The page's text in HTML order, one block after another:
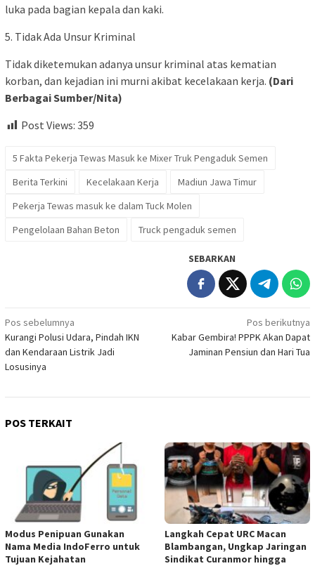
luka pada bagian kepala dan kaki.
5. Tidak Ada Unsur Kriminal
Tidak diketemukan adanya unsur kriminal atas kematian
korban, dan kejadian ini murni akibat kecelakaan kerja. (Dari
Berbagai Sumber/Nita)
Post Views: 359
5 Fakta Pekerja Tewas Masuk ke Mixer Truk Pengaduk Semen
Berita Terkini
Kecelakaan Kerja
Madiun Jawa Timur
Pekerja Tewas masuk ke dalam Tuck Molen
Pengelolaan Bahan Beton
Truck pengaduk semen
SEBARKAN
Navigasi
pos
Pos sebelumnya
Kurangi Polusi Udara, Pindah IKN
dan Kendaraan Listrik Jadi
Losusinya
Pos berikutnya
Kabar Gembira! PPPK Akan Dapat
Jaminan Pensiun dan Hari Tua
POS TERKAIT
Modus Penipuan Gunakan
Nama Media IndoFerro untuk
Tujuan Kejahatan
Langkah Cepat URC Macan
Blambangan, Ungkap Jaringan
Sindikat Curanmor hingga